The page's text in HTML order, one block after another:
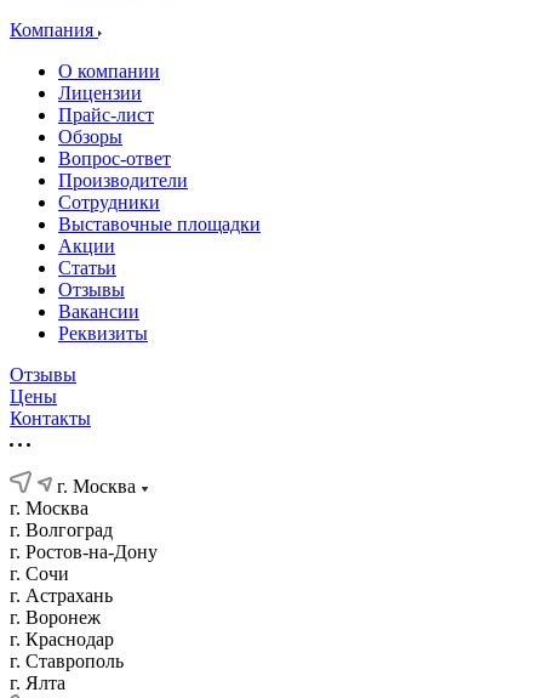
Компания
О компании
Лицензии
Прайс-лист
Обзоры
Вопрос-ответ
Производители
Сотрудники
Выставочные площадки
Акции
Статьи
Отзывы
Вакансии
Реквизиты
Отзывы
Цены
Контакты
г. Москва
г. Москва
г. Волгоград
г. Ростов-на-Дону
г. Сочи
г. Астрахань
г. Воронеж
г. Краснодар
г. Ставрополь
г. Ялта